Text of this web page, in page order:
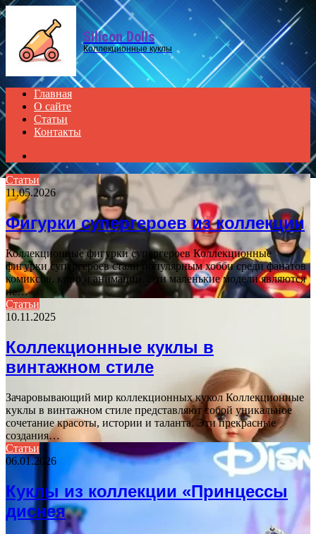
Menu
Silicon Dolls
Коллекционные куклы
Главная
О сайте
Статьи
Контакты
Статьи
11.05.2026
Фигурки супергероев из коллекции
Коллекционные фигурки супергероев Коллекционные
фигурки супергероев стали популярным хобби среди фанатов
комиксов, кино и анимации. Эти маленькие модели являются
не…
Статьи
10.11.2025
Коллекционные куклы в
винтажном стиле
Зачаровывающий мир коллекционных кукол Коллекционные
куклы в винтажном стиле представляют собой уникальное
сочетание красоты, истории и таланта. Эти прекрасные
создания…
Статьи
06.01.2026
Куклы из коллекции «Принцессы
диснея